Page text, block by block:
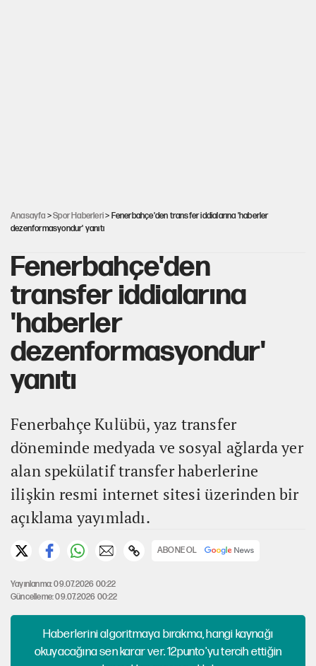
Anasayfa >Spor Haberleri> Fenerbahçe'den transfer iddialarına 'haberler
dezenformasyondur' yanıtı
Fenerbahçe'den
transfer iddialarına
'haberler
dezenformasyondur'
yanıtı
Fenerbahçe Kulübü, yaz transfer
döneminde medyada ve sosyal ağlarda yer
alan spekülatif transfer haberlerine
ilişkin resmi internet sitesi üzerinden bir
açıklama yayımladı.
ABONE OL
Yayınlanma: 09.07.2026 00:22
Güncelleme: 09.07.2026 00:22
Haberlerini algoritmaya bırakma, hangi kaynağı
okuyacağına sen karar ver. 12punto'yu tercih ettiğin